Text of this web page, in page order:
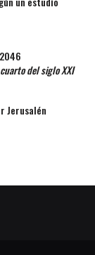
2046
del siglo XXI
Jerusalén